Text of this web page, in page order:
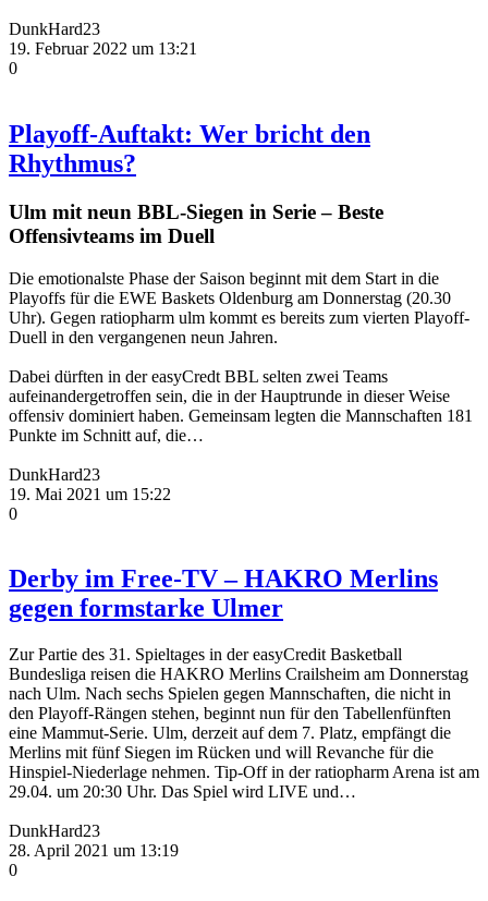
DunkHard23
19. Februar 2022 um 13:21
0
Playoff-Auftakt: Wer bricht den
Rhythmus?
Ulm mit neun BBL-Siegen in Serie – Beste
Offensivteams im Duell
Die emotionalste Phase der Saison beginnt mit dem Start in die
Playoffs für die EWE Baskets Oldenburg am Donnerstag (20.30
Uhr). Gegen ratiopharm ulm kommt es bereits zum vierten Playoff-
Duell in den vergangenen neun Jahren.
Dabei dürften in der easyCredt BBL selten zwei Teams
aufeinandergetroffen sein, die in der Hauptrunde in dieser Weise
offensiv dominiert haben. Gemeinsam legten die Mannschaften 181
Punkte im Schnitt auf, die…
DunkHard23
19. Mai 2021 um 15:22
0
Derby im Free-TV – HAKRO Merlins
gegen formstarke Ulmer
Zur Partie des 31. Spieltages in der easyCredit Basketball
Bundesliga reisen die HAKRO Merlins Crailsheim am Donnerstag
nach Ulm. Nach sechs Spielen gegen Mannschaften, die nicht in
den Playoff-Rängen stehen, beginnt nun für den Tabellenfünften
eine Mammut-Serie. Ulm, derzeit auf dem 7. Platz, empfängt die
Merlins mit fünf Siegen im Rücken und will Revanche für die
Hinspiel-Niederlage nehmen. Tip-Off in der ratiopharm Arena ist am
29.04. um 20:30 Uhr. Das Spiel wird LIVE und…
DunkHard23
28. April 2021 um 13:19
0